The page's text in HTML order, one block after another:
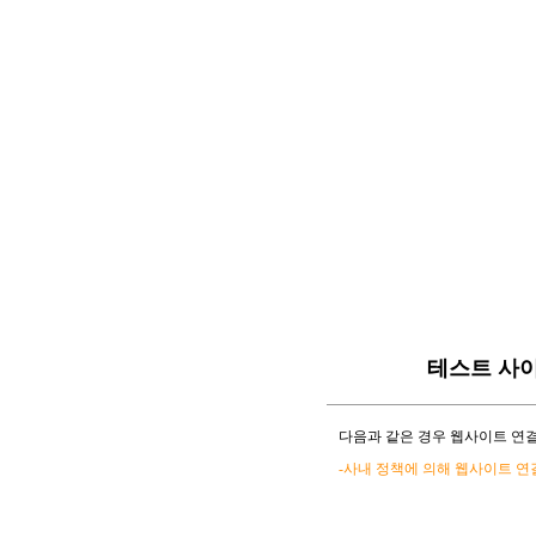
테스트 사
다음과 같은 경우 웹사이트 연
-사내 정책에 의해 웹사이트